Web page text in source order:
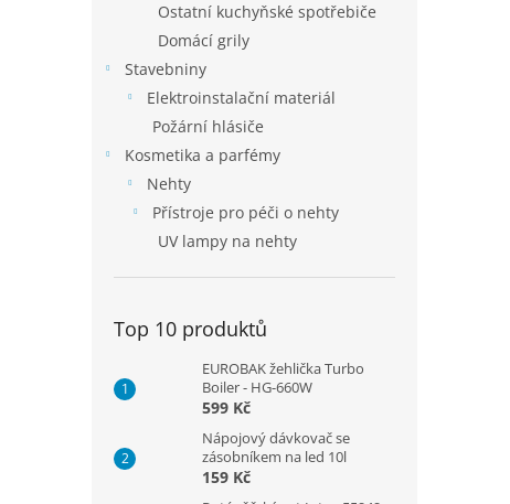
Ostatní kuchyňské spotřebiče
Domácí grily
Stavebniny
Elektroinstalační materiál
Požární hlásiče
Kosmetika a parfémy
Nehty
Přístroje pro péči o nehty
UV lampy na nehty
Top 10 produktů
EUROBAK žehlička Turbo
Boiler - HG-660W
599 Kč
Nápojový dávkovač se
zásobníkem na led 10l
159 Kč